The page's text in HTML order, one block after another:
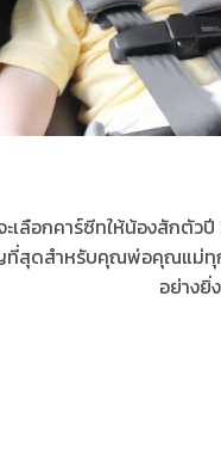
ะเลือกคาร์ซีทให้น้องสักตัว
สุดสำหรับคุณพ่อคุณแม่ทุกค
อย่างยิ่